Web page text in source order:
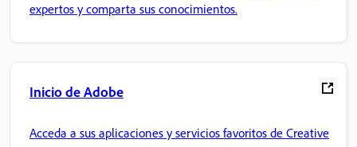
expertos y comparta sus conocimientos.
Inicio de Adobe
Acceda a sus aplicaciones y servicios favoritos de Creative